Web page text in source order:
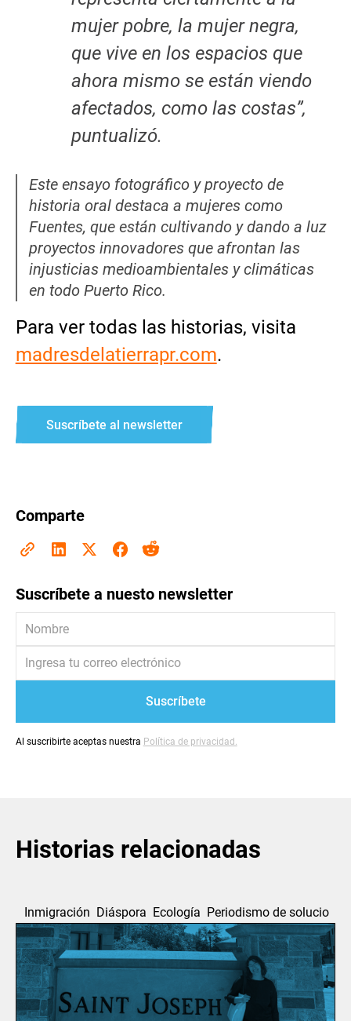
mujer pobre, la mujer negra,
que vive en los espacios que
ahora mismo se están viendo
afectados, como las costas”,
puntualizó.
Este ensayo fotográfico y proyecto de
historia oral destaca a mujeres como
Fuentes, que están cultivando y dando a luz
proyectos innovadores que afrontan las
injusticias medioambientales y climáticas
en todo Puerto Rico.
Para ver todas las historias, visita
madresdelatierrapr.com.
Suscríbete al newsletter
Comparte
Suscríbete a nuesto newsletter
Al suscribirte aceptas nuestra Política de privacidad.
Historias relacionadas
Inmigración Diáspora Ecología Periodismo de soluciones